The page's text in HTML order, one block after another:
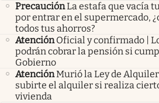
PrecauciónLa estafa que vacía
por entrar en el supermercado,
todos tus ahorros?
Atención Oficial y confirmado |
podrán cobrar la pensión si
Gobierno
AtenciónMurió la Ley de
subirte el alquiler si realiza
vivienda